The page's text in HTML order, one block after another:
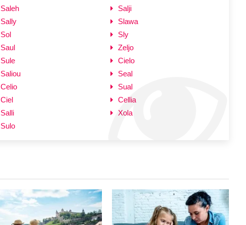
Saleh
Sally
Sol
Saul
Sule
Saliou
Celio
Ciel
Salli
Sulo
Salji
Slawa
Sly
Zeljo
Cielo
Seal
Sual
Cellia
Xola